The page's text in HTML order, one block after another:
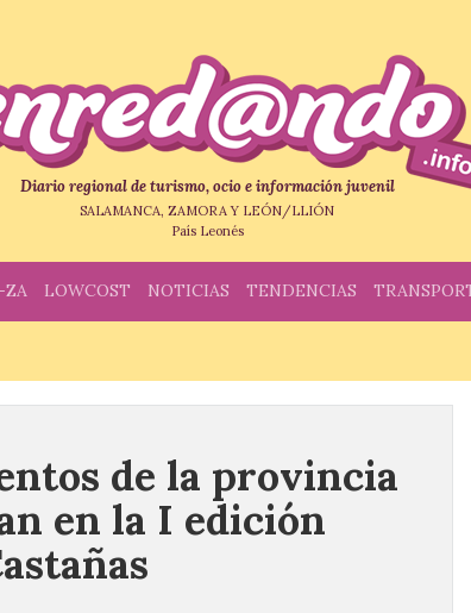
Diario regional de turismo, ocio e información juvenil
SALAMANCA, ZAMORA Y LEÓN/LLIÓN
País Leonés
ZA LOWCOST NOTICIAS TENDENCIAS
de la provincia
en la I edición